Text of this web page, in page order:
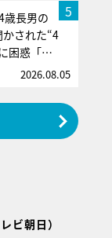
5
歳長男の
された“4
困惑「…
2026.08.05
レビ朝日）